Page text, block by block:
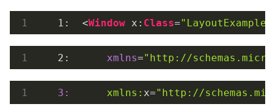
   1:
<Window x: Class=
   2:
xmlns="http://
   3:
xmlns: x="http://